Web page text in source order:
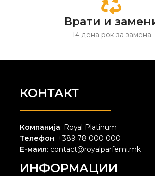
Врати и
14 дена рок за замена
КОНТАКТ
Компанија: Royal Platinum
Телефон: +389 78 000 000
Е-маил: contact@royalparfemi.mk
ИНФОРМАЦИИ